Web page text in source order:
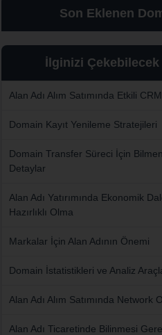
Son Eklenen
İlginizi
Alan Adı Alım Satımında Etkili
Domain Kayıt Yenileme Stratejileri
Domain Transfer Süreci İçin
Detaylar
Alan Adı Yatırımında Ekonomik
Hazırlıklı Olma
Markalar İçin Alan Adının Önemi
Domain İstatistikleri ve Analiz
Alan Adı Alım Satımında Network
Alan Adı Ticaretinde Bilinmesi